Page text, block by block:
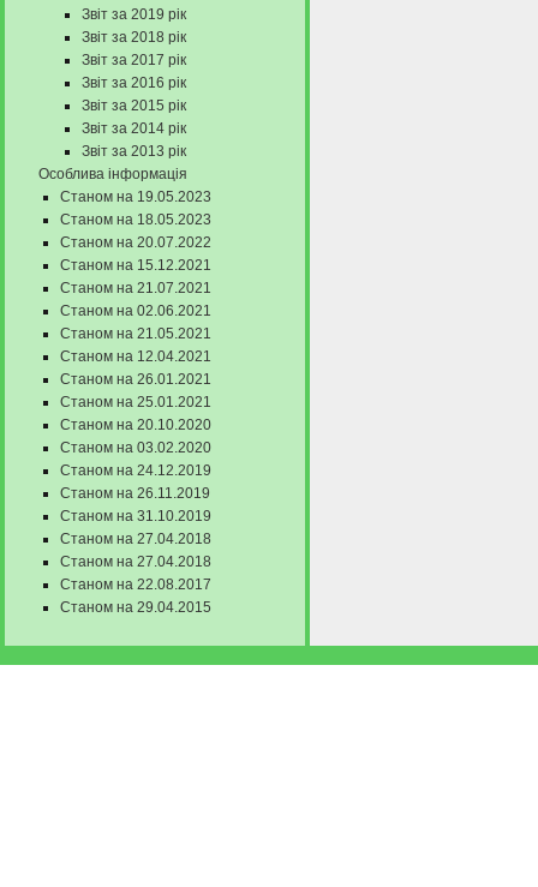
Звіт за 2019 рік
Звіт за 2018 рік
Звіт за 2017 рік
Звіт за 2016 рік
Звіт за 2015 рік
Звіт за 2014 рік
Звіт за 2013 рік
Особлива інформація
Станом на 19.05.2023
Станом на 18.05.2023
Станом на 20.07.2022
Станом на 15.12.2021
Станом на 21.07.2021
Станом на 02.06.2021
Станом на 21.05.2021
Станом на 12.04.2021
Станом на 26.01.2021
Станом на 25.01.2021
Станом на 20.10.2020
Станом на 03.02.2020
Станом на 24.12.2019
Станом на 26.11.2019
Станом на 31.10.2019
Станом на 27.04.2018
Станом на 27.04.2018
Станом на 22.08.2017
Станом на 29.04.2015